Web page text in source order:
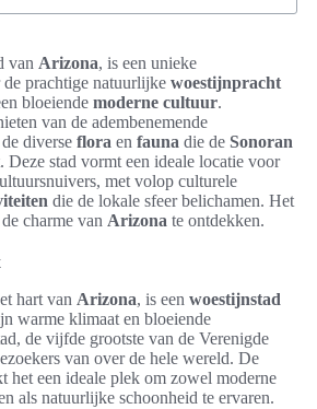
van Arizona, is een unieke
de prachtige natuurlijke woestijnpracht
bloeiende moderne cultuur.
van de adembenemende
diverse flora en fauna die de Sonoran
Deze stad vormt een ideale locatie voor
met volop culturele
die de lokale sfeer belichamen. Het
charme van Arizona te ontdekken.
hart van Arizona, is een woestijnstad
warme klimaat en bloeiende
de vijfde grootste van de Verenigde
van over de hele wereld. De
het een ideale plek om zowel moderne
als natuurlijke schoonheid te ervaren.